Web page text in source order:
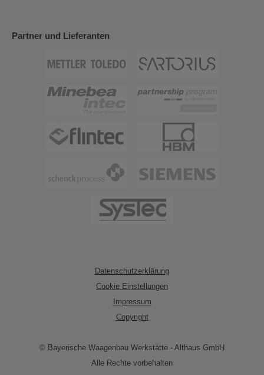
Partner und Lieferanten
Datenschutzerklärung
Cookie Einstellungen
Impressum
Copyright
© Bayerische Waagenbau Werkstätte - Althaus GmbH
Alle Rechte vorbehalten